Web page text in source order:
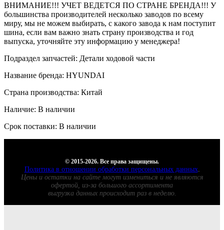
ВНИМАНИЕ!!! УЧЕТ ВЕДЕТСЯ ПО СТРАНЕ БРЕНДА!!! У
большинства производителей несколько заводов по всему
миру, мы не можем выбирать, с какого завода к нам поступит
шина, если вам важно знать страну производства и год
выпуска, уточняйте эту информацию у менеджера!
Подраздел запчастей: Детали ходовой части
Название бренда: HYUNDAI
Страна производства: Китай
Наличие: В наличии
Срок поставки: В наличии
© 2015-2026. Все права защищены.
Политика в отношении обработки персональных данных.
Цены и остатки на сайте могут измениться и не являются
офертой, из-за большого ассортимента
выгрузка данных происходит раз в неделю.